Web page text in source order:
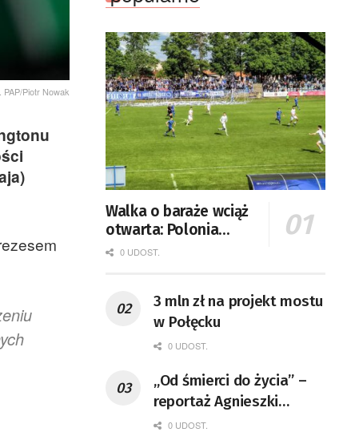
Piotr Nowak
Walka o baraże wciąż
otwarta: Polonia
Słubice zdobyła
0 UDOST.
3 mln zł na projekt mostu
w Połęcku
0 UDOST.
„Od śmierci do życia” –
reportaż Agnieszki
Dobosiewicz w niedziele
0 UDOST.